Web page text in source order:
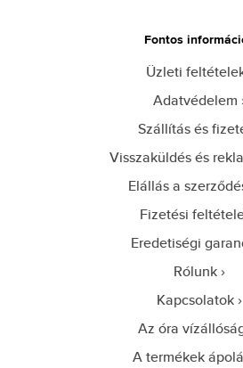
Fontos
Üzleti
Adatvédelem
Szállítás és
Visszaküldés és
Elállás a
Fizetési
Eredetiségi
Rólunk
Kapcsolatok
Az óra
A termékek